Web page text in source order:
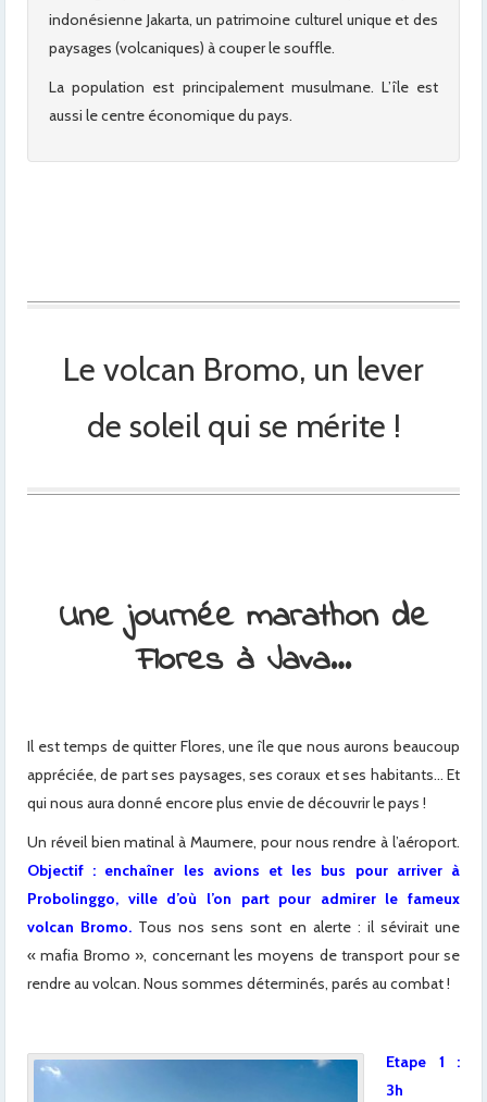
indonésienne Jakarta, un patrimoine culturel unique et des
paysages (volcaniques) à couper le souffle.
La population est principalement musulmane. L’île est
aussi le centre économique du pays.
Le volcan Bromo, un lever
de soleil qui se mérite !
Une journée marathon de
Flores à Java…
Il est temps de quitter Flores, une île que nous aurons beaucoup
appréciée, de part ses paysages, ses coraux et ses habitants… Et
qui nous aura donné encore plus envie de découvrir le pays !
Un réveil bien matinal à Maumere, pour nous rendre à l’aéroport.
Objectif : enchaîner les avions et les bus pour arriver à
Probolinggo, ville d’où l’on part pour admirer le fameux
volcan Bromo. Tous nos sens sont en alerte : il sévirait une
« mafia Bromo », concernant les moyens de transport pour se
rendre au volcan. Nous sommes déterminés, parés au combat !
Etape 1 :
3h